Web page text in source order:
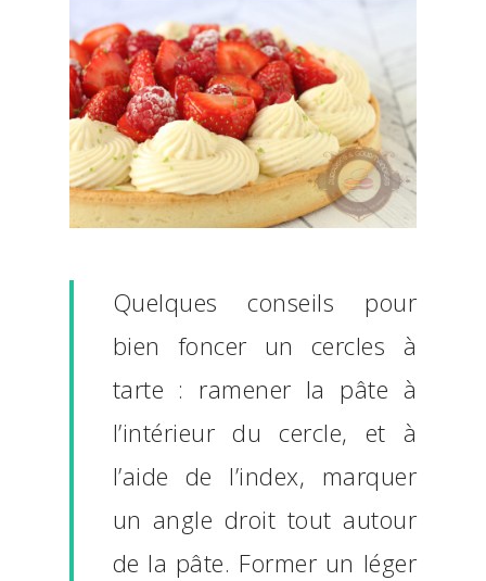
Quelques conseils pour
bien foncer un cercles à
tarte : ramener la pâte à
l’intérieur du cercle, et à
l’aide de l’index, marquer
un angle droit tout autour
de la pâte. Former un léger